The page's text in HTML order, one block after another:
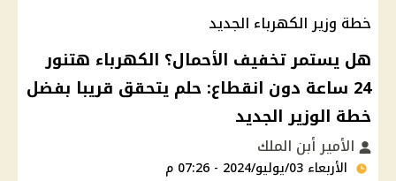
خطة وزير الكهرباء الجديد
هل يستمر تخفيف الأحمال؟ الكهرباء هتنور
24 ساعة دون انقطاع: حلم يتحقق قريبا بفضل
خطة الوزير الجديد
الأمير أبن الملك
الأربعاء 03/يوليو/2024 - 07:26 م